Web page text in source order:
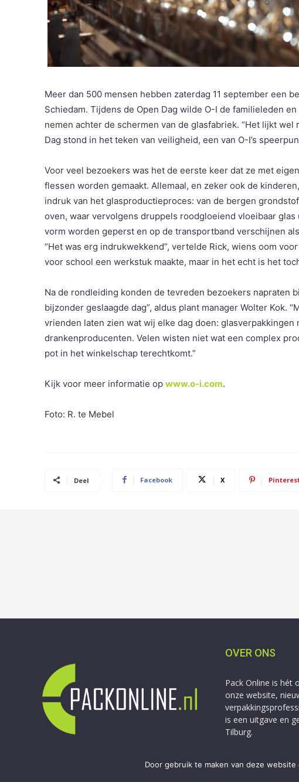
Meer dan 500 mensen hebben zaterdag 11 september een
Schiedam. Tijdens de Open Dag wilde O-I de familieleden
nemen achter de schermen van de glasfabriek. “Het lijkt wel
Dag stond in het teken van veiligheid, een van O-I’s
Voor veel bezoekers was het de eerste keer dat ze met
flessen worden gemaakt. Allemaal, en zeker ook de
indruk van het glasproductieproces: van de bergen
oven, waar vervolgens druppels roodgloeiend vloeibaar glas
vorm worden geperst en op de transportband verschijnen
“Het was erg indrukwekkend”, vertelde Rick, wiens oom
voor school een werkstuk maakte, maar in het echt is het
Na de rondleiding konden de tevreden bezoekers napraten
bijzonder geslaagde dag”, aldus plant manager Wolter Kok.
vrienden laten zien wat wij elke dag doen: glasverpakkingen
drankenproducenten. Velen wisten niet wat een complex
pot in het winkelschap terechtkomt.”
Kijk voor meer informatie op www.o-i.com.
Foto: R. te Mebel
Deel Facebook X
OVER ONS
Pack Online is hét
onze website,
is een uitgave en
Tilburg.
Copyright © 2009-2026 Van Berkel Media
Door gebruik te maken van deze